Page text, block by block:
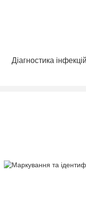
Діагностика